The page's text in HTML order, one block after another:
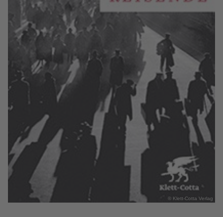
© Klett-Cotta Verlag